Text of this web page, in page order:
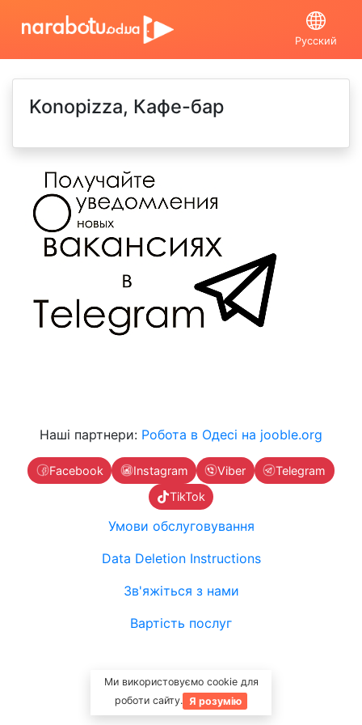
Ми використовуємо cookie для
роботи сайту. Я розумію
Русский
Konopizza, Кафе-бар
Наші партнери: Робота в Одесі на jooble.org
Facebook Instagram Viber
Telegram
TikTok
Умови обслуговування
Data Deletion Instructions
Зв'яжіться з нами
Вартість послуг